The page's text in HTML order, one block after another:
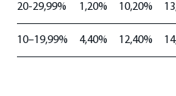
20-29,99% 1,20% 10,20%
10–19,99% 4,40% 12,40%